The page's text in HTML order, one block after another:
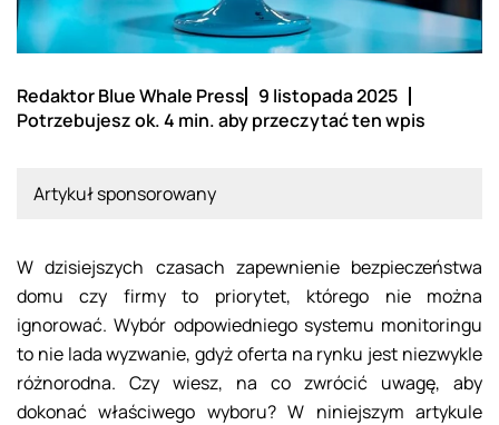
Redaktor Blue Whale Press
9 listopada 2025
Potrzebujesz ok. 4 min. aby przeczytać ten wpis
Artykuł sponsorowany
W dzisiejszych czasach zapewnienie bezpieczeństwa
domu czy firmy to priorytet, którego nie można
ignorować. Wybór odpowiedniego systemu monitoringu
to nie lada wyzwanie, gdyż oferta na rynku jest niezwykle
różnorodna. Czy wiesz, na co zwrócić uwagę, aby
dokonać właściwego wyboru? W niniejszym artykule